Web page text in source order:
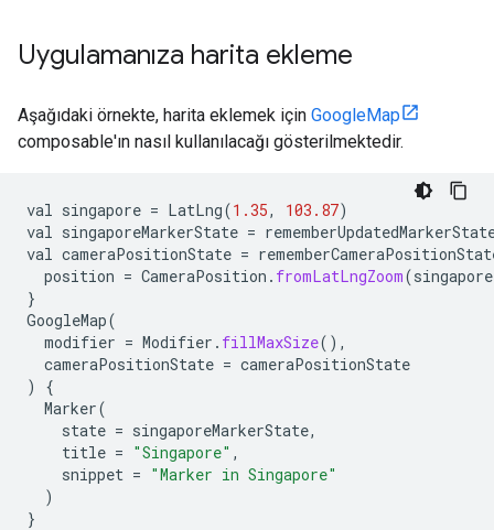
Uygulamanıza harita ekleme
Aşağıdaki örnekte, harita eklemek için GoogleMap
composable'ın nasıl kullanılacağı gösterilmektedir.
val singapore = LatLng(1.35, 103.87)
val singaporeMarkerState =
val cameraPositionState =
position = CameraPosition . fromLatLngZoom(singapore
}
GoogleMap(
modifier = Modifier . fillMaxSize(),
cameraPositionState = cameraPositionState
)
{
Marker(
state = singaporeMarkerState,
title = "Singapore" ,
snippet = "Marker in Singapore"
)
}